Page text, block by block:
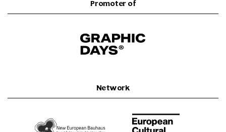
Promoter of
Network